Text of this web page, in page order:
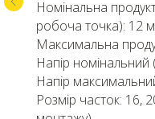
Номінальна
робоча точка): 12
Максимальна
Напір
Напір
Розмір часток: 16,